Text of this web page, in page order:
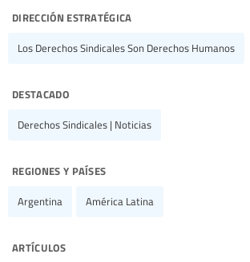
dirección estratégica
Los Derechos Sindicales Son Derechos Humanos
destacado
Derechos Sindicales | Noticias
regiones y países
Argentina América Latina
artículos